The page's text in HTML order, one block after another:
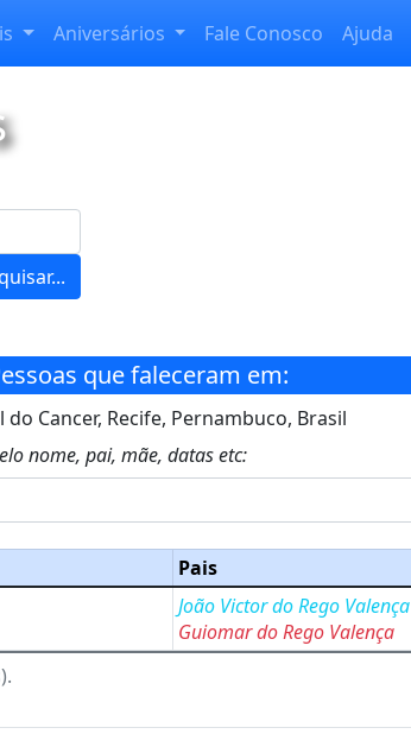
Aniversários Fale Conosco Ajuda
que faleceram em:
do Cancer, Recife, Pernambuco, Brasil
nome, pai, mãe, datas etc:
Pais
João Victor do Rego Valença
Guiomar do Rego Valença